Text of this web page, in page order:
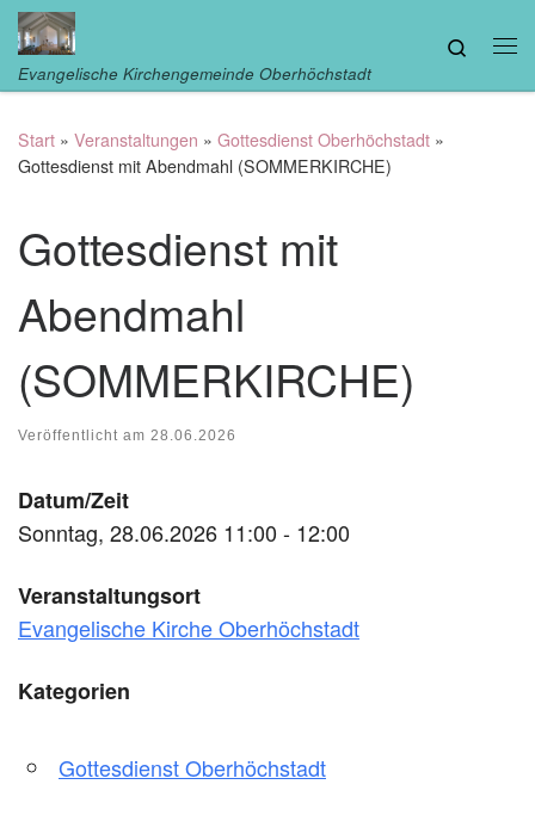
Zum Inhalt springen
Evangelische Kirchengemeinde Oberhöchstadt
Search
Start » Veranstaltungen » Gottesdienst Oberhöchstadt »
Gottesdienst mit Abendmahl (SOMMERKIRCHE)
Gottesdienst mit
Abendmahl
(SOMMERKIRCHE)
Veröffentlicht am 28.06.2026
Datum/Zeit
Sonntag, 28.06.2026 11:00 - 12:00
Veranstaltungsort
Evangelische Kirche Oberhöchstadt
Kategorien
Gottesdienst Oberhöchstadt